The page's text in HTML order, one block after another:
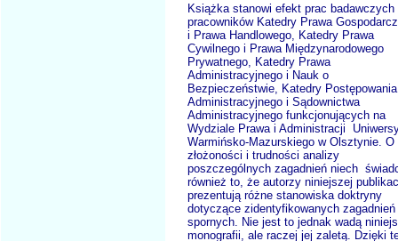
Książka stanowi efekt prac badawczych
pracowników Katedry Prawa
i Prawa Handlowego, Katedry Prawa
Cywilnego i Prawa Międzynarodowego
Prywatnego, Katedry Prawa
Administracyjnego i Nauk o
Bezpieczeństwie, Katedry Postępowania
Administracyjnego i Sądownictwa
Administracyjnego funkcjonujących na
Wydziale Prawa i Administracji
Warmińsko-Mazurskiego w Olsztynie. O
złożoności i trudności analizy
poszczególnych zagadnień niech
również to, że autorzy niniejszej
prezentują różne stanowiska doktryny
dotyczące zidentyfikowanych zagadnień
spornych. Nie jest to jednak wadą
monografii, ale raczej jej zaletą. Dzięki